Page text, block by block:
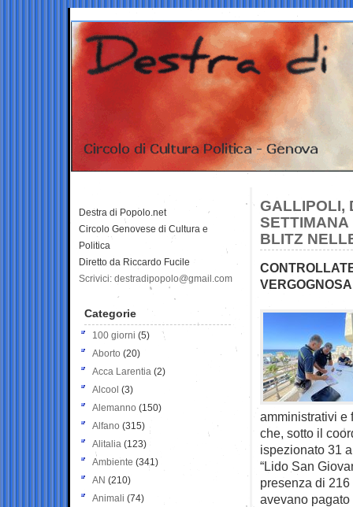
GALLIPOLI,
BLITZ
VERGOGNOSA
amministrativi e
che, sotto il
ispezionato 31
“Lido San
presenza di
avevano
Destra di Popolo.net
Circolo Genovese di Cultura e
Politica
Diretto da Riccardo Fucile
Scrivici: destradipopolo@gmail.com
Categorie
100 giorni (5)
Aborto (20)
Acca Larentia (2)
Alcool (3)
Alemanno (150)
Alfano (315)
Alitalia (123)
Ambiente (341)
AN (210)
Animali (74)